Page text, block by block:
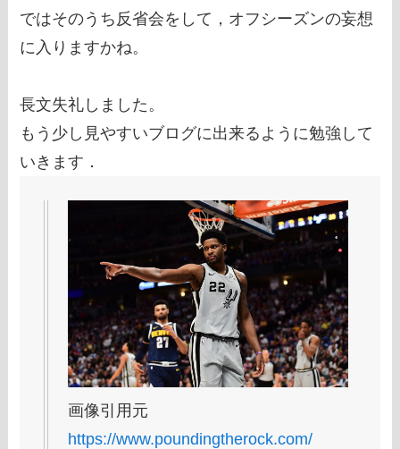
ではそのうち反省会をして，オフシーズンの妄想
に入りますかね。
長文失礼しました。
もう少し見やすいブログに出来るように勉強して
いきます．
画像引用元
https://www.poundingtherock.com/